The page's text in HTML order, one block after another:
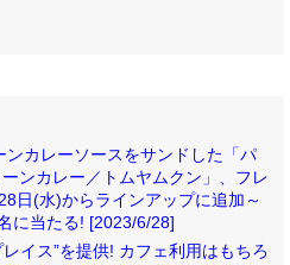
カレーソースをサンドした「パ
ンカレー／トムヤムクン」、フレ
日(水)からラインアップに追加～
に当たる! [2023/6/28]
イス”を提供! カフェ利用はもちろ